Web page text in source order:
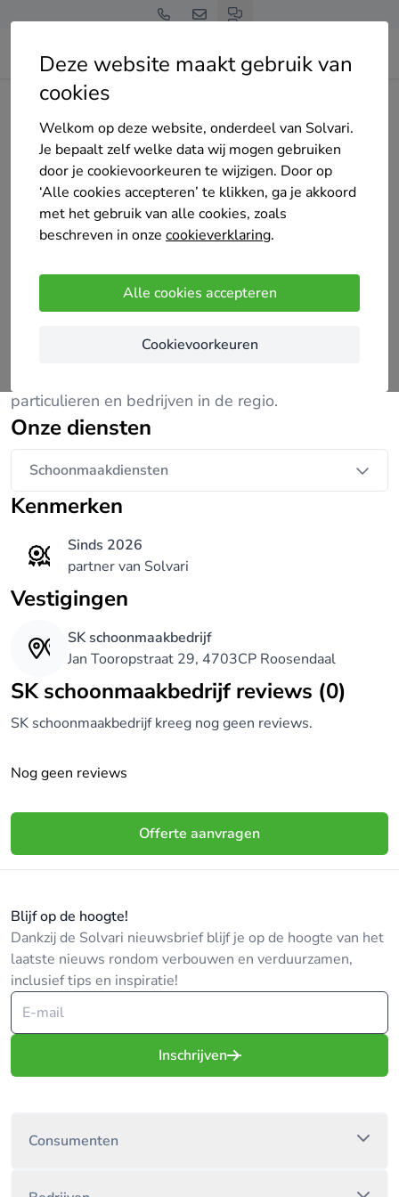
Deze website maakt gebruik van
cookies
Welkom op deze website, onderdeel van Solvari.
Je bepaalt zelf welke data wij mogen gebruiken
door je cookievoorkeuren te wijzigen. Door op
‘Alle cookies accepteren’ te klikken, ga je akkoord
met het gebruik van alle cookies, zoals
beschreven in onze cookieverklaring.
Alle cookies accepteren
Cookievoorkeuren
Home Bedrijven overzicht
SK schoonmaakbedrijf
schone omgeving centraal. Wij verzorgen
particulieren en bedrijven in de regio.
Onze diensten
Schoonmaakdiensten
Kenmerken
Sinds 2026
partner van Solvari
Vestigingen
SK schoonmaakbedrijf
Jan Tooropstraat 29, 4703CP Roosendaal
SK schoonmaakbedrijf reviews (0)
SK schoonmaakbedrijf kreeg nog geen reviews.
Nog geen reviews
Offerte aanvragen
Blijf op de hoogte!
Dankzij de Solvari nieuwsbrief blijf je op de hoogte van het
laatste nieuws rondom verbouwen en verduurzamen,
inclusief tips en inspiratie!
Inschrijven
Consumenten